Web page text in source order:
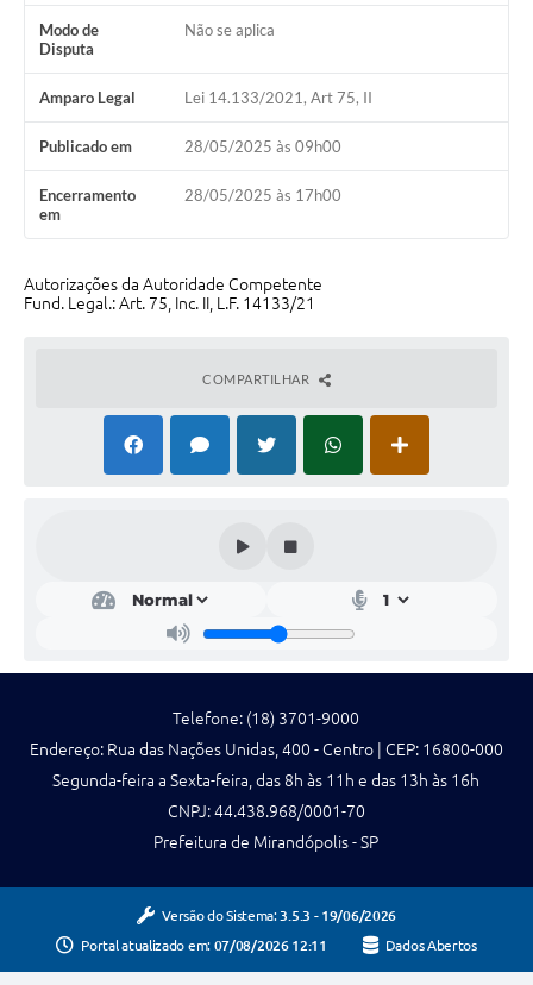
Links
Serviços Online
Perguntas Frequentes
Cadastro de Artistas
Modo de
Disputa
Não se aplica
Amparo Legal Lei 14.133/2021, Art 75, II
Publicado em 28/05/2025 às 09h00
Encerramento
em
28/05/2025 às 17h00
Autorizações da Autoridade Competente
Fund. Legal.: Art. 75, Inc. II, L.F. 14133/21
COMPARTILHAR
Telefone: (18) 3701-9000
Endereço: Rua das Nações Unidas, 400 - Centro | CEP: 16800-000
Segunda-feira a Sexta-feira, das 8h às 11h e das 13h às 16h
CNPJ: 44.438.968/0001-70
Prefeitura de Mirandópolis - SP
Versão do Sistema: 3.5.3 - 19/06/2026
Portal atualizado em: 07/08/2026 12:11 Dados Abertos